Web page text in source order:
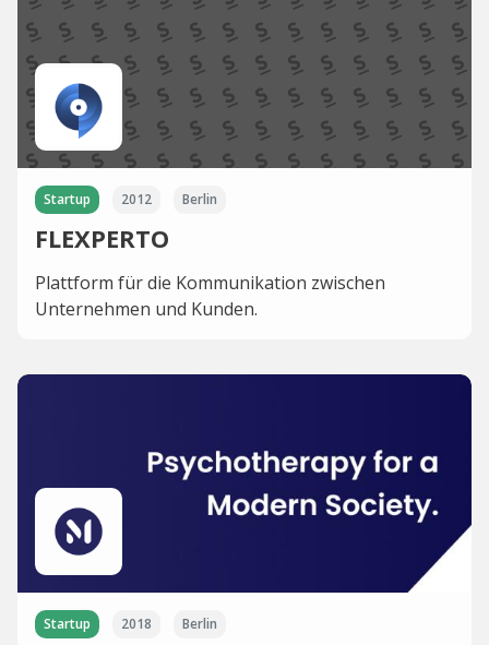
Startup 2012 Berlin
FLEXPERTO
Plattform für die Kommunikation zwischen
Unternehmen und Kunden.
Startup 2018 Berlin